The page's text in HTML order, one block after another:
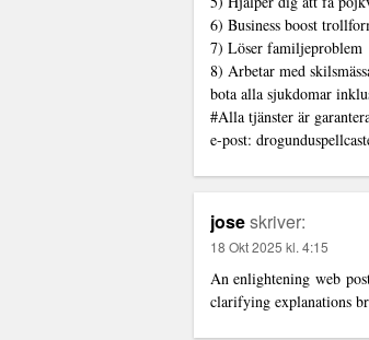
6) Business boost
7) Löser familjeproblem
8) Arbetar med
bota alla sjukdomar
#Alla tjänster är
e-post:
joseskriver:
18 Okt 2025 kl. 4:15
An enlightening web
clarifying explanations